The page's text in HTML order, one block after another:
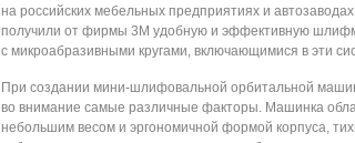
на российских мебельных предприятиях и
получили от фирмы 3М удобную и эффективную
с микроабразивными кругами, включающимися в эти
При создании мини-шлифовальной орбитальной
во внимание самые различные факторы. Машинка
небольшим весом и эргономичной формой корпуса,